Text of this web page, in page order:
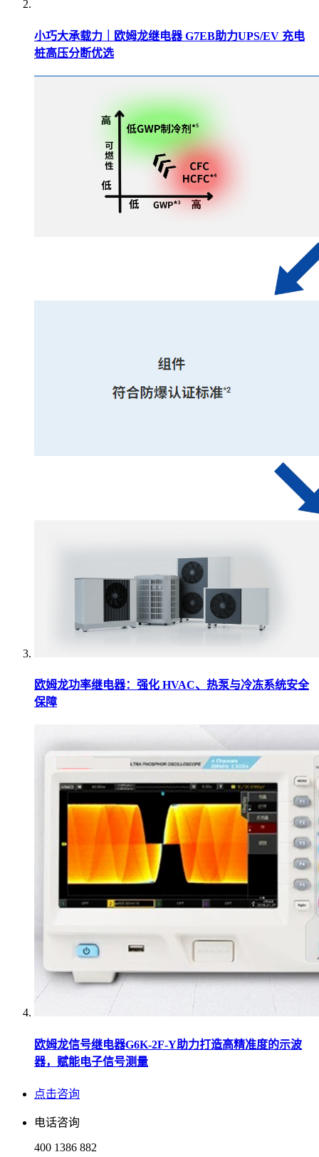
小巧大承载力｜欧姆龙继电器 G7EB助力UPS/EV 充电
桩高压分断优选
欧姆龙功率继电器：强化 HVAC、热泵与冷冻系统安全
保障
欧姆龙信号继电器G6K-2F-Y助力打造高精准度的示波
器，赋能电子信号测量
点击咨询
电话咨询
400 1386 882